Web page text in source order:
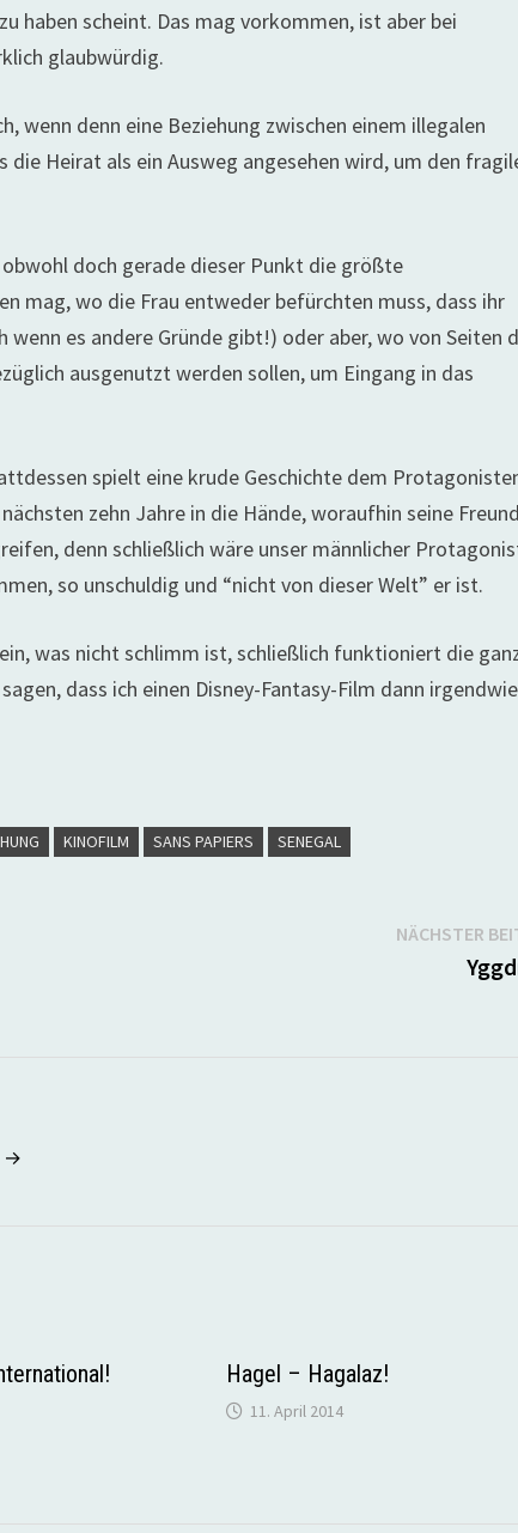
haben scheint. Das mag vorkommen, ist aber bei
glaubwürdig.
wenn denn eine Beziehung zwischen einem illegalen
Heirat als ein Ausweg angesehen wird, um den
doch gerade dieser Punkt die größte
mag, wo die Frau entweder befürchten muss, dass ihr
es andere Gründe gibt!) oder aber, wo von Seiten
ausgenutzt werden sollen, um Eingang in das
spielt eine krude Geschichte dem
zehn Jahre in die Hände, woraufhin seine
denn schließlich wäre unser männlicher
so unschuldig und “nicht von dieser Welt” er ist.
was nicht schlimm ist, schließlich funktioniert die
dass ich einen Disney-Fantasy-Film dann irgendwie
KINOFILM SANS PAPIERS SENEGAL
NÄCHSTER
→
Hagel – Hagalaz!
11. April 2014